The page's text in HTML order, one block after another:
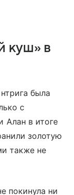
куш» в
была
с
Алан в итоге
золотую
также не
покинула ни